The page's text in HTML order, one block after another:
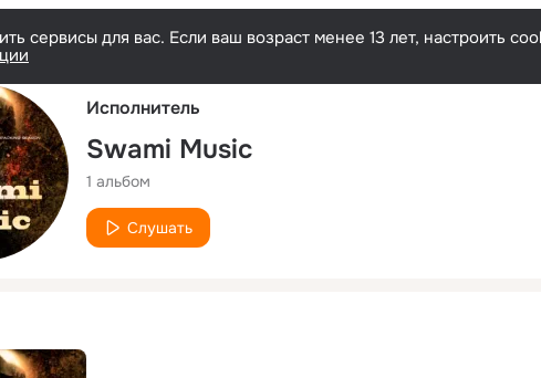
сервисы для вас. Если ваш возраст менее 13 лет, настроить
Исполнитель
Swami Music
1 альбом
Слушать